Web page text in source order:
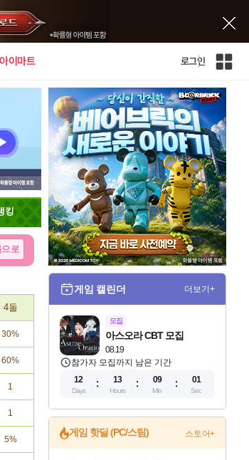
이마트 로그인
인
사
이
트
맵
킹
로
4돌
30%
60%
1
1
5%
게임 캘린더 더보기+
모집
08.19
아스오라 CBT 모집
참가자 모집까지 남은 기간
12
Days
13
Hours
09
Min
00
Sec
게임 핫딜 (PC/스팀) 스토어+